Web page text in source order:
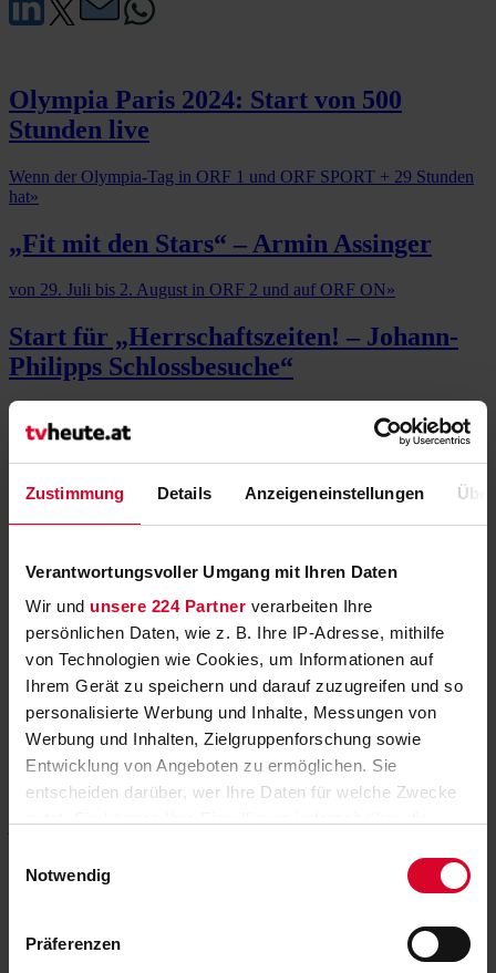
Zustimmung Details Anzeigeneinstellungen
Verantwortungsvoller Umgang mit Ihren Daten
Wir und unsere 224 Partner verarbeiten Ihre
persönlichen Daten, wie z. B. Ihre IP-Adresse, mithilfe
von Technologien wie Cookies, um Informationen auf
Ihrem Gerät zu speichern und darauf zuzugreifen und so
personalisierte Werbung und Inhalte, Messungen von
Werbung und Inhalten, Zielgruppenforschung sowie
Entwicklung von Angeboten zu ermöglichen. Sie
entscheiden darüber, wer Ihre Daten für welche Zwecke
Trigger Symbol ändern oder widerrufen
Informationen über Ihre geografische Lage
Notwendig
Präferenzen
Olympia Paris 2024: Start von 500
Stunden live
Wenn der Olympia-Tag in ORF 1 und ORF SPORT + 29 Stunden
hat»
„Fit mit den Stars“ – Armin Assinger
von 29. Juli bis 2. August in ORF 2 und auf ORF ON»
Start für „Herrschaftszeiten! – Johann-
Philipps Schlossbesuche“
Spannende Entdeckungstouren zu alten Gemäuern und ihren
Schlossherren und Schlossdamen
Promi Quizjagd bei ServusTV und
ServusTV On
Promi Quizjagd ein.»
Neue Folgen „Die Retourenjäger“ bei
RTLZWEI
Retourenhändler im Wettstreit um den großen Gewinn
Eindrucksvolle Naturdokus made in
Austria bei „Universum“
jeweils Dienstag um 20.15 Uhr in ORF 2 und auf ORF ON»
TV & Streaming News
2. Bundesliga startet mit Bochum gegen Hertha